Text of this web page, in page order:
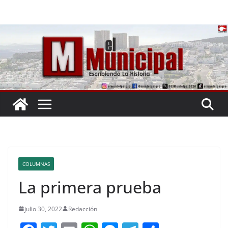
COLUMNAS
La primera prueba
julio 30, 2022 Redacción